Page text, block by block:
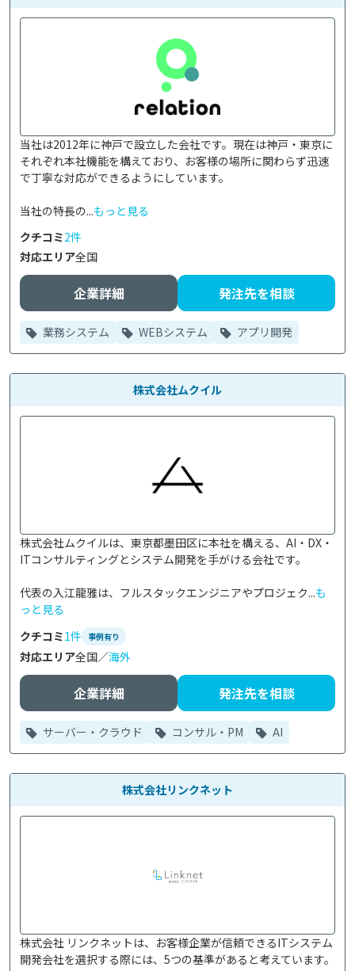
当社は2012年に神戸で設立した会社です。現在は神戸・東京に
それぞれ本社機能を構えており、お客様の場所に関わらず迅速
で丁寧な対応ができるようにしています。
当社の特長の...もっと見る
クチコミ2件
対応エリア全国
企業詳細 発注先を相談
業務システム WEBシステム アプリ開発
株式会社ムクイル
株式会社ムクイルは、東京都墨田区に本社を構える、AI・DX・
ITコンサルティングとシステム開発を手がける会社です。
代表の入江龍雅は、フルスタックエンジニアやプロジェク...も
っと見る
クチコミ1件 事例有り
対応エリア全国／海外
企業詳細 発注先を相談
サーバー・クラウド コンサル・PM AI
株式会社リンクネット
株式会社 リンクネットは、お客様企業が信頼できるITシステム
開発会社を選択する際には、5つの基準があると考えています。